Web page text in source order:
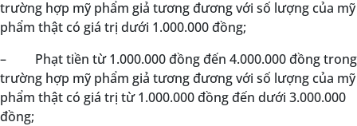
trường hợp mỹ phẩm giả tương đương với số lượng của mỹ
phẩm thật có giá trị dưới 1.000.000 đồng;
–
Phạt tiền từ 1.000.000 đồng đến 4.000.000 đồng trong
trường hợp mỹ phẩm giả tương đương với số lượng của mỹ
phẩm thật có giá trị từ 1.000.000 đồng đến dưới 3.000.000
đồng;